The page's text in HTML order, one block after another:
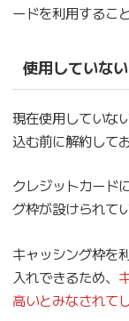
ードを利用するこ
使用していな
現在使用していな
込む前に解約して
クレジットカード
グ枠が設けられて
キャッシング枠を
入れできるため、
高いとみなされて